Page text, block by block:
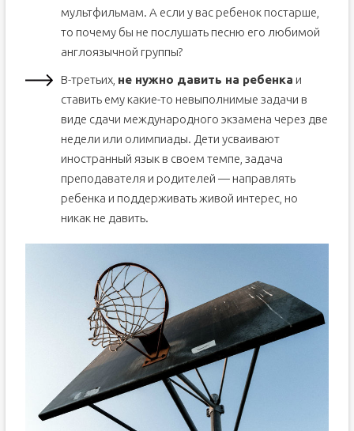
мультфильмам. А если у вас ребенок постарше,
то почему бы не послушать песню его любимой
англоязычной группы?
В-третьих, не нужно давить на ребенка и
ставить ему какие-то невыполнимые задачи в
виде сдачи международного экзамена через две
недели или олимпиады. Дети усваивают
иностранный язык в своем темпе, задача
преподавателя и родителей — направлять
ребенка и поддерживать живой интерес, но
никак не давить.